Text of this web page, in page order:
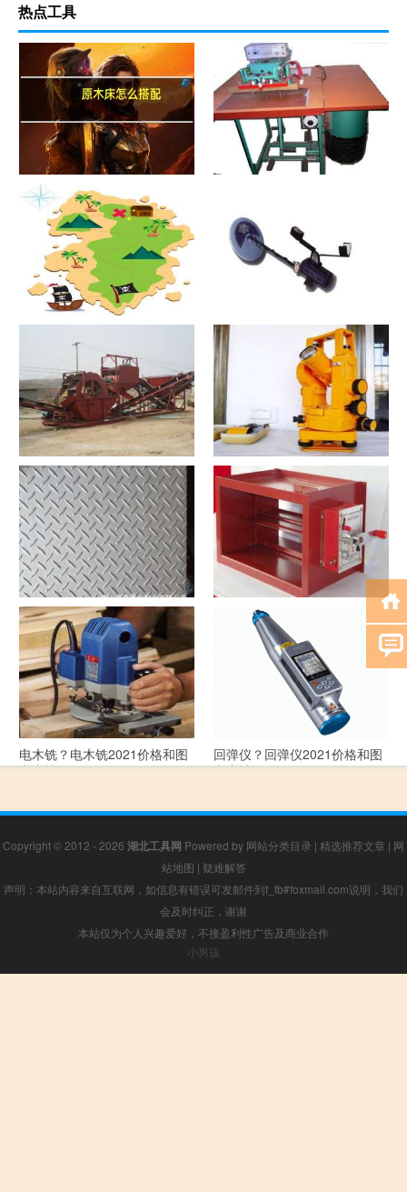
热点工具
原木床怎么搭配
寻宝？寻宝2021价格和图文详
探测器？探测器2021价格和图
文详情
洗沙机？洗沙机2021价格和图
文详情
经纬仪？经纬仪2021价格和图
文详情
花纹板？花纹板2021价格和图
文详情
排烟阀？排烟阀2021价格和图
电木铣？电木铣2021价格和图
文详情
回弹仪？回弹仪2021价格和图
文详情
Copyright © 2012 - 2026 湖北工具网 Powered by 网站分类目录 | 精选推荐文章 | 网
站地图 | 疑难解答
声明：本站内容来自互联网，如信息有错误可发邮件到f_fb#foxmail.com说明，我们
会及时纠正，谢谢
本站仅为个人兴趣爱好，不接盈利性广告及商业合作
小男孩